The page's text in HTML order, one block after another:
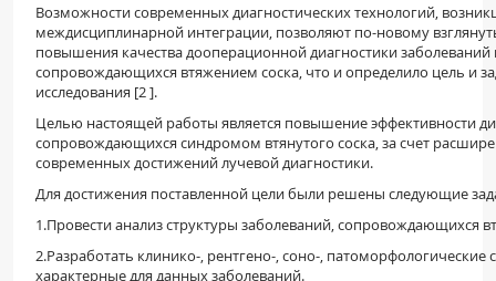
Возможности современных диагностических технологий,
междисциплинарной интеграции, позволяют по-новому
повышения качества дооперационной диагностики
сопровождающихся втяжением соска, что и определило цель и
исследования [2 ].
Целью настоящей работы является повышение эффективности
сопровождающихся синдромом втянутого соска, за счет
современных достижений лучевой диагностики.
Для достижения поставленной цели были решены следующие
1.Провести анализ структуры заболеваний, сопровождающихся
2.Разработать клинико-, рентгено-, соно-,
характерные для данных заболеваний.